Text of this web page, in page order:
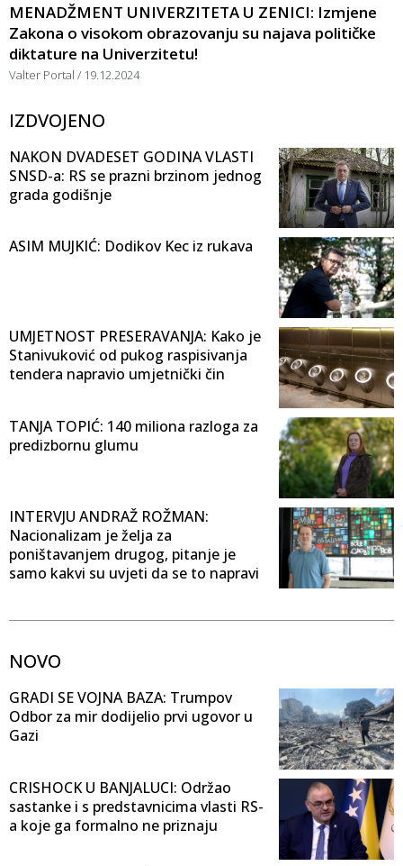
MENADŽMENT UNIVERZITETA U ZENICI: Izmjene
Zakona o visokom obrazovanju su najava političke
diktature na Univerzitetu!
Valter Portal 19.12.2024
IZDVOJENO
NAKON DVADESET GODINA VLASTI
SNSD-a: RS se prazni brzinom jednog
grada godišnje
ASIM MUJKIĆ: Dodikov Kec iz rukava
UMJETNOST PRESERAVANJA: Kako je
Stanivuković od pukog raspisivanja
tendera napravio umjetnički čin
TANJA TOPIĆ: 140 miliona razloga za
predizbornu glumu
INTERVJU ANDRAŽ ROŽMAN:
Nacionalizam je želja za
poništavanjem drugog, pitanje je
samo kakvi su uvjeti da se to napravi
NOVO
GRADI SE VOJNA BAZA: Trumpov
Odbor za mir dodijelio prvi ugovor u
Gazi
CRISHOCK U BANJALUCI: Održao
sastanke i s predstavnicima vlasti RS-
a koje ga formalno ne priznaju